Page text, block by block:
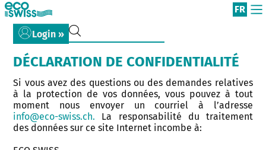
FR
DÉCLARATION DE CONFIDENTIALITÉ
Si vous avez des questions ou des demandes relatives
à la protection de vos données, vous pouvez à tout
moment nous envoyer un courriel à l’adresse
info@eco-swiss.ch. La responsabilité du traitement
des données sur ce site Internet incombe à:
Login »